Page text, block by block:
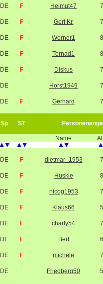
DE F Helmut47
DE F Gert Kr.
DE F Werner1
DE F Tornad1
DE F Diskus
DE Horst1949
DE F Gerhard
Sp ST
Name
DE F dietmar_1953
DE F Huskie
DE F nicog1953
DE F Klaus66
DE F charly54
DE F Bert
DE F michele
DE Friedberg50